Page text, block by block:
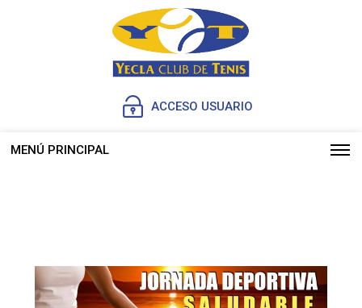
ACCESO USUARIO
MENÚ PRINCIPAL